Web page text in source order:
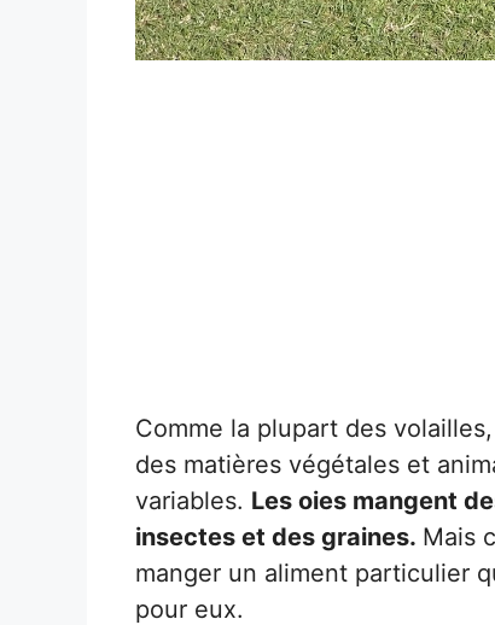
Comme la plupart des
des matières végétales et
variables. Les oies mangent
insectes et des graines. Mais
manger un aliment particulier
pour eux.